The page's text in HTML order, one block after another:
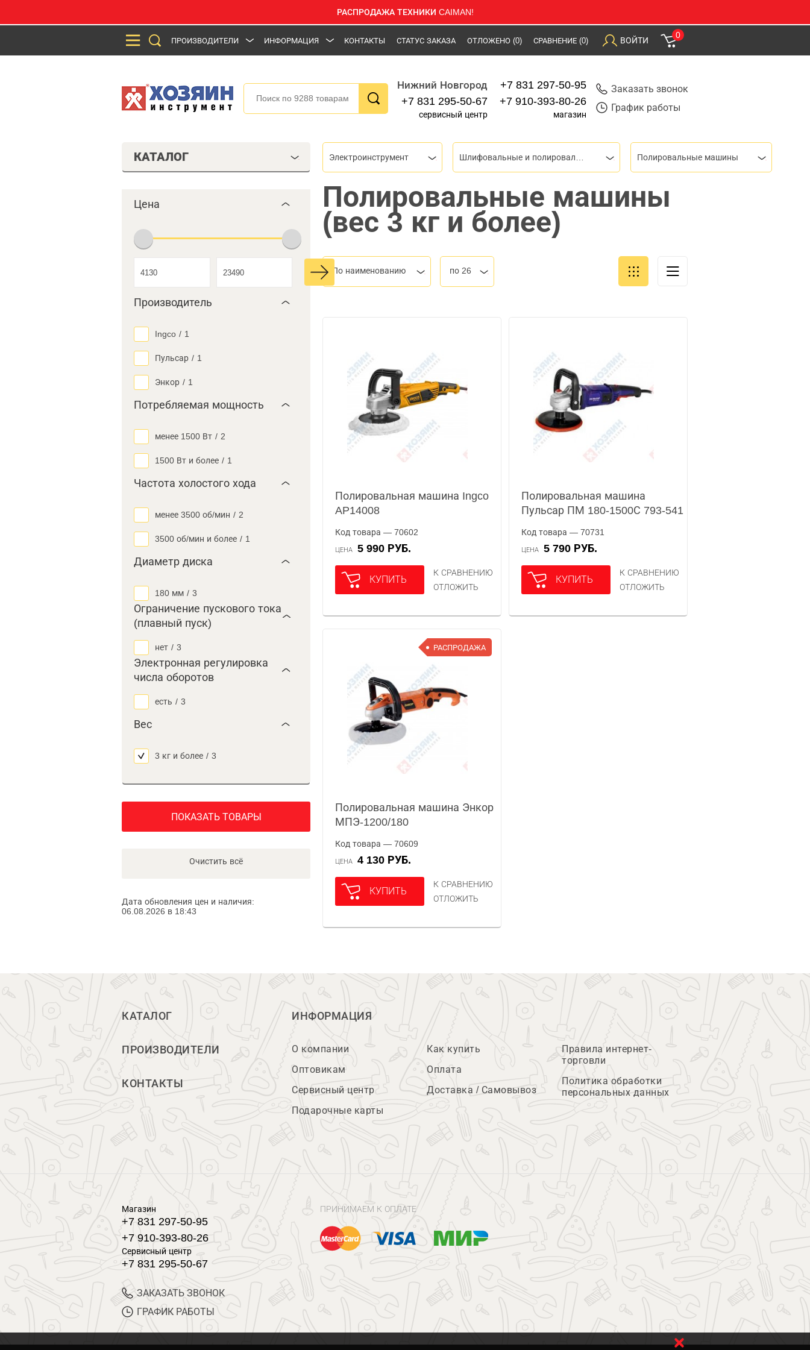
РАСПРОДАЖА ТЕХНИКИ CAIMAN!
ПРОИЗВОДИТЕЛИ ИНФОРМАЦИЯ КОНТАКТЫ СТАТУС ЗАКАЗА ОТЛОЖЕНО (0) СРАВНЕНИЕ (0) ВОЙТИ
0
Нижний Новгород
+7 831 295-50-67
сервисный центр
+7 831 297-50-95
+7 910-393-80-26
магазин
Заказать звонок
График работы
КАТАЛОГ
Цена
Производитель
Ingco / 1
Пульсар / 1
Энкор / 1
Потребляемая мощность
менее 1500 Вт / 2
1500 Вт и более / 1
Частота холостого хода
менее 3500 об/мин / 2
3500 об/мин и более / 1
Диаметр диска
180 мм / 3
Ограничение пускового тока
(плавный пуск)
нет / 3
Электронная регулировка
числа оборотов
есть / 3
Вес
3 кг и более / 3
ПОКАЗАТЬ ТОВАРЫ
Очистить всё
Дата обновления цен и наличия:
06.08.2026 в 18:43
Электроинструмент Полировальные машины
Полировальные машины
(вес 3 кг и более)
По наименованию по 26
Полировальная машина Ingco
AP14008
Код товара — 70602
ЦЕНА 5 990 РУБ.
КУПИТЬ
К СРАВНЕНИЮ
ОТЛОЖИТЬ
Полировальная машина
Пульсар ПМ 180-1500С 793-541
Код товара — 70731
ЦЕНА 5 790 РУБ.
КУПИТЬ
К СРАВНЕНИЮ
ОТЛОЖИТЬ
РАСПРОДАЖА
Полировальная машина Энкор
МПЭ-1200/180
Код товара — 70609
ЦЕНА 4 130 РУБ.
КУПИТЬ
К СРАВНЕНИЮ
ОТЛОЖИТЬ
КАТАЛОГ
ПРОИЗВОДИТЕЛИ
КОНТАКТЫ
ИНФОРМАЦИЯ
О компании
Оптовикам
Сервисный центр
Подарочные карты
Как купить
Оплата
Доставка / Самовывоз
Правила интернет-
торговли
Политика обработки
персональных данных
Магазин
+7 831 297-50-95
+7 910-393-80-26
Сервисный центр
+7 831 295-50-67
ЗАКАЗАТЬ ЗВОНОК
ГРАФИК РАБОТЫ
ПРИНИМАЕМ К ОПЛАТЕ